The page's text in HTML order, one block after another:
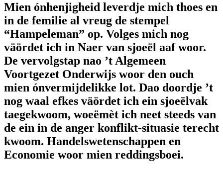
Mien ónhenjigheid leverdje mich thoes en
in de femilie al vreug de stempel
“Hampeleman” op. Volges mich nog
väördet ich in Naer van sjoeël aaf woor.
De vervolgstap nao ’t Algemeen
Voortgezet Onderwijs woor den ouch
mien ónvermijdelikke lot. Dao doordje ’t
nog waal efkes väördet ich ein sjoeëlvak
taegekwoom, woeëmèt ich neet steeds van
de ein in de anger konflikt-situasie terecht
kwoom. Handelswetenschappen en
Economie woor mien reddingsboei.